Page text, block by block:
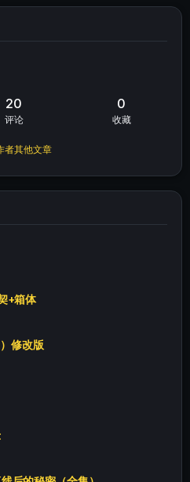
20
评论
0
收藏
者其他文章
+箱体
修改版